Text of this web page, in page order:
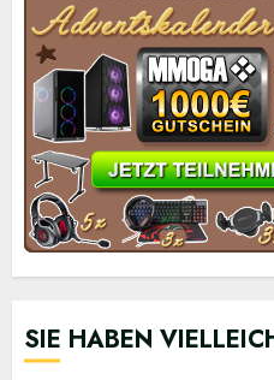
SIE HABEN